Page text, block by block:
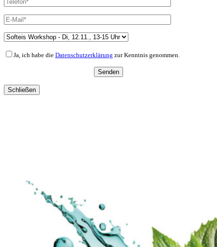
Ja, ich habe die Datenschutzerklärung zur Kenntnis genommen.
Schließen